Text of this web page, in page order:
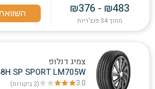
₪376 - ₪483
מתוך 34 פנצ'ריות
צמיג דנלופ
SP SPORT LM705W
3.0
(2 ביקורות)